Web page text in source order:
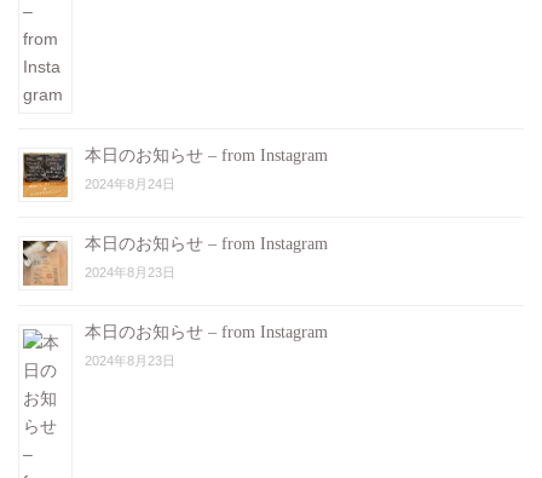
本日のお知らせ – from Instagram
2024年8月24日
本日のお知らせ – from Instagram
2024年8月23日
本日のお知らせ – from Instagram
2024年8月23日